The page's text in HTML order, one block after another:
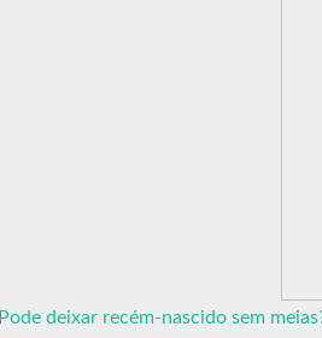
Pode deixar recém-nascido sem